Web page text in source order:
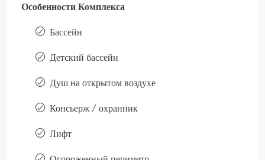
Особенности Комплекса
Бассейн
Детский бассейн
Душ на открытом воздухе
Консьерж / охранник
Лифт